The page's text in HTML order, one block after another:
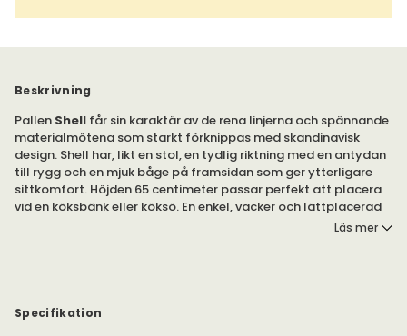
Beskrivning
Pallen Shell får sin karaktär av de rena linjerna och spännande
materialmötena som starkt förknippas med skandinavisk
design. Shell har, likt en stol, en tydlig riktning med en antydan
till rygg och en mjuk båge på framsidan som ger ytterligare
sittkomfort. Höjden 65 centimeter passar perfekt att placera
vid en köksbänk eller köksö. En enkel, vacker och lättplacerad
ask. Ytbehandling är klarlack.
Läs mer
Specifikation